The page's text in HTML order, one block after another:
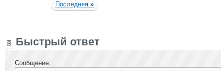
Последняя »
Быстрый ответ
Сообщение: